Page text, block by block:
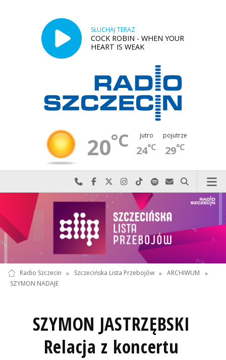
SŁUCHAJ TERAZ
COCK ROBIN - WHEN YOUR
HEART IS WEAK
20°C jutro
24°C
pojutrze
29°C
Najlepiej po prostu do nas zadzwoń
Odwiedź nas na Facebook-u
Odwiedź nas na X
Odwiedź nas na Instagram-ie
Odwiedź nas na TikTok-u
Szukaj nas na Spotify
Wyślij do nas
Szukaj
Radio Szczecin » Szczecińska Lista Przebojów » ARCHIWUM
»
SZYMON NADAJE
SZYMON JASTRZĘBSKI
Relacja z koncertu